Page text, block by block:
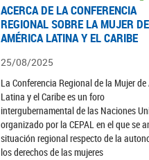
ACERCA DE LA CONFERENCIA
REGIONAL SOBRE LA MUJER DE
AMÉRICA LATINA Y EL CARIBE
25/08/2025
La Conferencia Regional de la Mujer de
Latina y el Caribe es un foro
intergubernamental de las Naciones
organizado por la CEPAL en el que se
situación regional respecto de la
los derechos de las mujeres